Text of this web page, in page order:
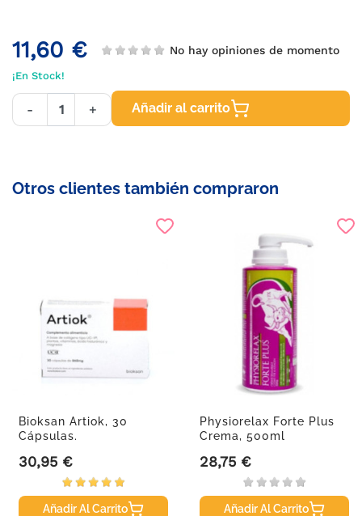
11,60 € No hay opiniones de momento
¡En Stock!
- + Añadir al carrito
Otros clientes también compraron
Bioksan Artiok, 30
Cápsulas.
Precio
30,95 €
Añadir Al Carrito
Physiorelax Forte Plus
Crema, 500ml
Precio
28,75 €
Añadir Al Carrito